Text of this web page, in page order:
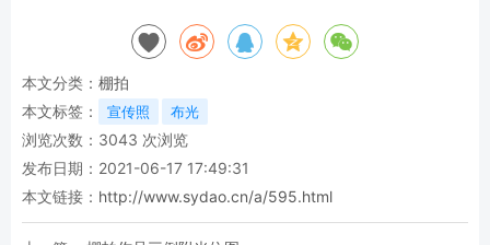
本文分类： 棚拍
本文标签：
宣传照 布光
浏览次数： 3043 次浏览
发布日期：2021-06-17 17:49:31
本文链接： http://www.sydao.cn/a/595.html